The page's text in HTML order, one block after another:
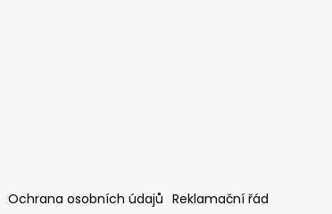
Ochrana osobních údajů Reklamační řád